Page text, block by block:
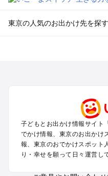
東京の人気のお出かけ先を探す
町田・相模原・愛川・上野原
渋谷・原宿・恵比寿・中目
池袋・赤羽・王子・巣鴨・
新宿・高田馬場・代々木・
銀座・丸の内・日本橋・有
子どもとお出かけ情報サイト
でかけ情報、東京のお出かけ
報、東京のおでかけスポット
り・幸せを願って日々運営し